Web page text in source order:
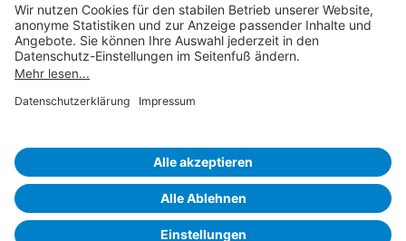
PROXESS und HABEL sind Marken der conrizon AG. conrizon
bietet etablierte Software-Produkte und Dienstleistungen für
verarbeitung, Vertragsmanagement sowie
passende Lösung. Für jede Branche und jede
Unternehmensgröße.
www.conrizon.com
Copyright2026 |Impressum|AGB|Datenschutzerklärung|